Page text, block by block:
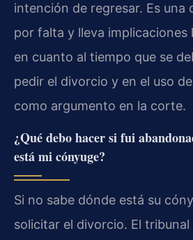
intención de regresar. Es una
por falta y lleva implicaciones
en cuanto al tiempo que se
pedir el divorcio y en el uso
como argumento en la corte.
¿Qué debo hacer si fui
está mi cónyuge?
Si no sabe dónde está su
solicitar el divorcio. El tribunal